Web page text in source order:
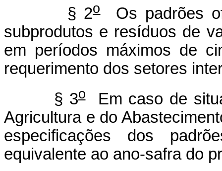
§ 2oOs padrões
subprodutos e resíduos de
em períodos máximos de
requerimento dos setores
§ 3oEm caso de
Agricultura e do
especificações dos
equivalente ao ano-safra do